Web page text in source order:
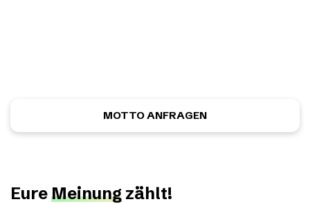
MOTTO ANFRAGEN
EureMeinung zählt!